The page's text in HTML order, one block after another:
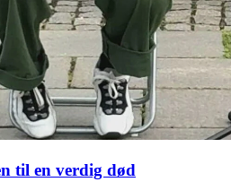
til en verdig død